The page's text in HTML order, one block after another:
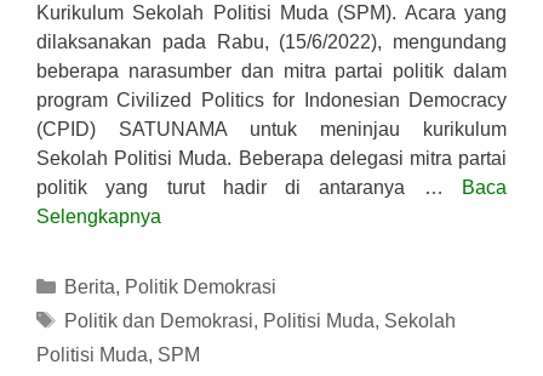
Kurikulum Sekolah Politisi Muda (SPM). Acara yang
dilaksanakan pada Rabu, (15/6/2022), mengundang
beberapa narasumber dan mitra partai politik dalam
program Civilized Politics for Indonesian Democracy
(CPID) SATUNAMA untuk meninjau kurikulum
Sekolah Politisi Muda. Beberapa delegasi mitra partai
politik yang turut hadir di antaranya …
Baca
Selengkapnya
Kategori
Berita, Politik Demokrasi
Tag
Politik dan Demokrasi, Politisi Muda, Sekolah
Politisi Muda, SPM